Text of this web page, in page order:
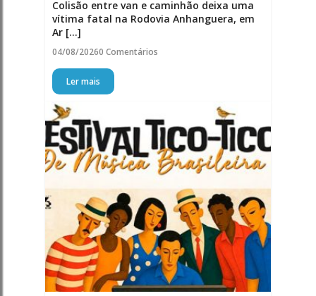
Colisão entre van e caminhão deixa uma
vítima fatal na Rodovia Anhanguera, em
Ar [...]
04/08/20260 Comentários
Ler mais